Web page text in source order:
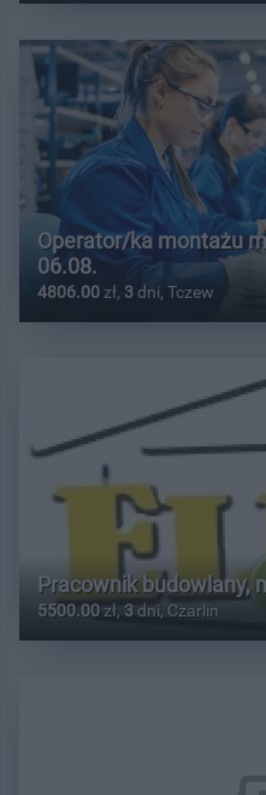
Operator/ka montażu
06.08.
4806.00 zł, 3 dni, Tczew
Pracownik budowlany,
5500.00zł, 3dni, Czarlin